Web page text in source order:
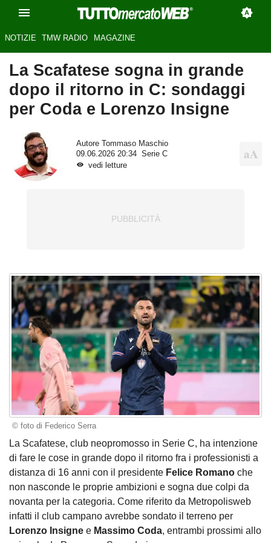
NOTIZIE TMW RADIO MAGAZINE
La Scafatese sogna in grande
dopo il ritorno in C: sondaggi
per Coda e Lorenzo Insigne
Autore
Tommaso Maschio
09.06.2026 20:34
Serie C
vedi letture
© foto di Federico Serra
La Scafatese, club neopromosso in Serie C, ha intenzione
di fare le cose in grande dopo il ritorno fra i professionisti a
distanza di 16 anni con il presidente Felice Romano che
non nasconde le proprie ambizioni e sogna due colpi da
novanta per la categoria. Come riferito da Metropolisweb
infatti il club campano avrebbe sondato il terreno per
Lorenzo Insigne e Massimo Coda, entrambi prossimi allo